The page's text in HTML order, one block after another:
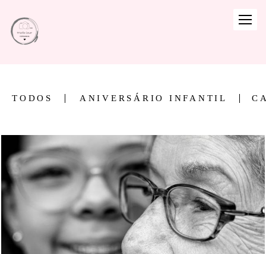
TODOS ANIVERSÁRIO INFANTIL